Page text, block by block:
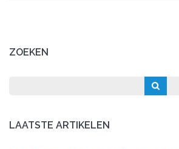
ZOEKEN
LAATSTE ARTIKELEN